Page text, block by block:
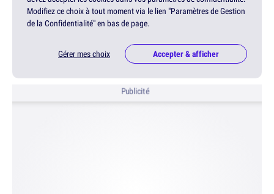
Modifiez ce choix à tout moment via le lien "Paramètres de Gestion
de la Confidentialité" en bas de page.
Gérer mes choix Accepter & afficher
Publicité